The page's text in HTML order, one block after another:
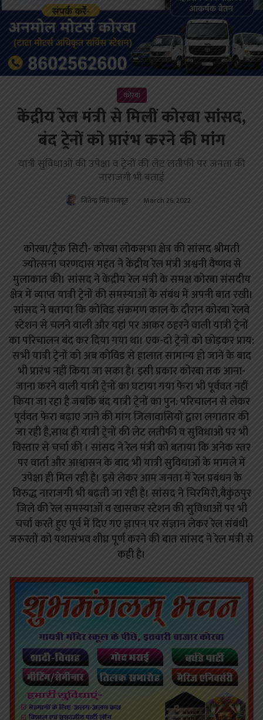
कोरबा
केंद्रीय रेल मंत्री से मिलीं कोरबा सांसद,
बंद ट्रेनों को प्रारंभ करने की मांग
यात्री सुविधाओं की उपेक्षा व ट्रेनों की लेट लतीफी पर जनता की
नाराजगी भी बताई
जितेन्द्र सिंह राजपूत March 26, 2022
कोरबा/ट्रैक सिटी- कोरबा लोकसभा क्षेत्र की सांसद श्रीमती
ज्योत्सना चरणदास महंत ने केंद्रीय रेल मंत्री अश्वनी वैष्णव से
मुलाकात की। सांसद ने केंद्रीय रेल मंत्री के समक्ष कोरबा संसदीय
क्षेत्र में व्याप्त यात्री ट्रेनों की समस्याओं के संबंध में अपनी बात रखी।
सांसद ने बताया कि कोविड संक्रमण काल के दौरान कोरबा रेलवे
स्टेशन से चलने वाली और यहां पर आकर ठहरने वाली यात्री ट्रेनों
का परिचालन बंद कर दिया गया था। एक-दो ट्रेनों को छोड़कर प्राय:
सभी यात्री ट्रेनों को अब कोविड से हालात सामान्य हो जाने के बाद
भी प्रारंभ नहीं किया जा सका है। इसी प्रकार कोरबा तक आना-
जाना करने वाली यात्री ट्रेनों का घटाया गया फेरा भी पूर्ववत नहीं
किया जा रहा है जबकि बंद यात्री ट्रेनों का पुन: परिचालन से लेकर
पूर्ववत फेरा बढ़ाए जाने की मांग जिलावासियों द्वारा लगातार की
जा रही है,साथ ही यात्री ट्रेनों की लेट लतीफी व सुविधाओ पर भी
विस्तार से चर्चा की । सांसद ने रेल मंत्री को बताया कि अनेक स्तर
पर वार्ता और आश्वासन के बाद भी यात्री सुविधाओं के मामले में
उपेक्षा ही मिल रही है। इसे लेकर आम जनता में रेल प्रबंधन के
विरुद्ध नाराजगी भी बढ़ती जा रही है। सांसद ने चिरमिरी,बैकुंठपुर
जिले की रेल समस्याओं व खासकर स्टेशन की सुविधाओं पर भी
चर्चा करते हुए पूर्व में दिए गए ज्ञापन पर संज्ञान लेकर रेल संबंधी
जरूरतों को यथासंभव शीघ्र पूर्ण करने की बात सांसद ने रेल मंत्री से
कही है।